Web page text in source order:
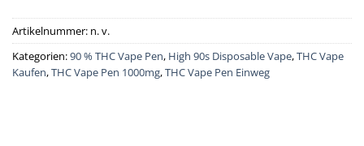
Artikelnummer: n. v.
Kategorien:90 % THC Vape Pen, High 90s Disposable Vape,THC Vape
Kaufen,THC Vape Pen 1000mg,THC Vape Pen Einweg